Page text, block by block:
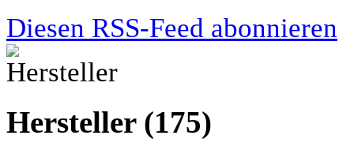
Diesen RSS-Feed abonnieren
Hersteller (175)